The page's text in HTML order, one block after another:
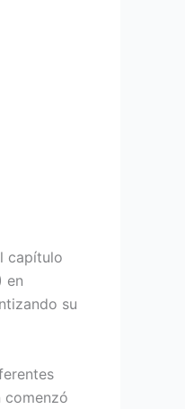
capítulo
en
su
comenzó